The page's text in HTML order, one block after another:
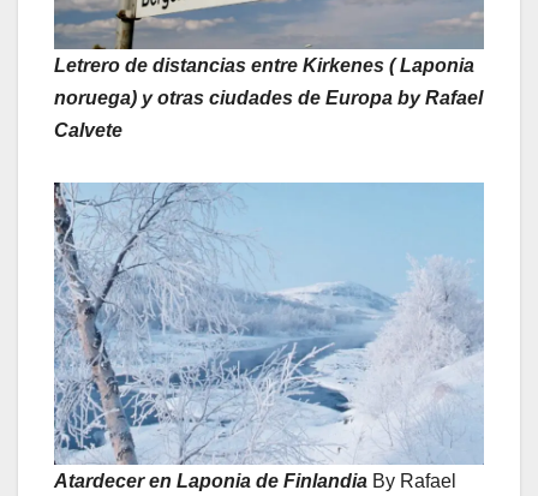
Letrero de distancias entre Kirkenes ( Laponia
noruega) y otras ciudades de Europa by Rafael
Calvete
Atardecer en Laponia de Finlandia By Rafael